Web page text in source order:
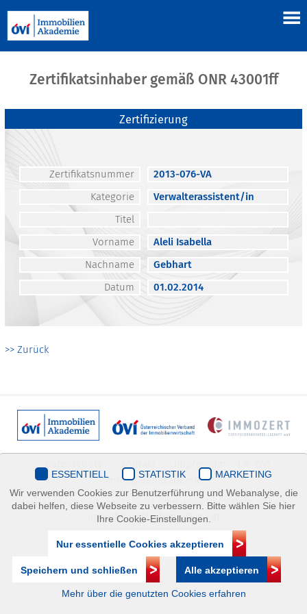
Zertifikatsinhaber gemäß ONR 43001ff
Zertifizierung
Zertifikatsnummer
2013-076-VA
Kategorie
Verwalterassistent/in
Titel
Vorname
Aleli Isabella
Nachname
Gebhart
Datum
01.02.2014
>> Zurück
Immobilienakademie
Mariahilfer Straße 116/2.OG/2 1070 Wien | +43(1)505 32 50 |
immobilienakademie@ovi.at
ESSENTIELL STATISTIK
MARKETING
Wir verwenden Cookies zur Benutzerführung und Webanalyse, die
dabei helfen, diese Webseite zu verbessern. Bitte wählen Sie hier
Ihre Cookie-Einstellungen.
Nur essentielle Cookies akzeptieren
Speichern und schließen Alle akzeptieren
Mehr über die genutzten Cookies erfahren